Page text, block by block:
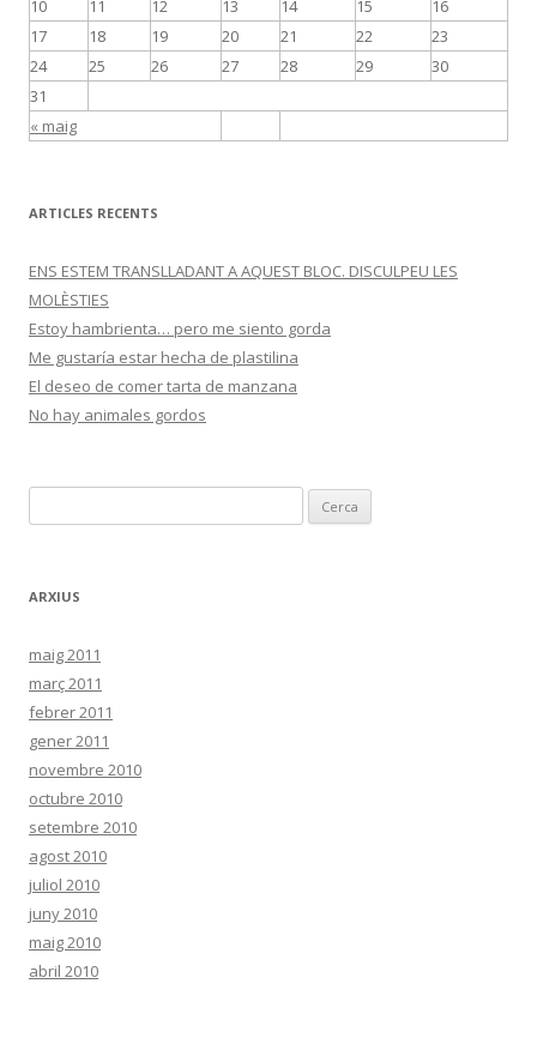
« maig
10
11 12 13 14 15
16
17
18 19 20 21 22
23
24
25 26 27 28 29
30
31
ARTICLES RECENTS
ENS ESTEM TRANSLLADANT A AQUEST BLOC. DISCULPEU LES
MOLÈSTIES
Estoy hambrienta… pero me siento gorda
Me gustaría estar hecha de plastilina
El deseo de comer tarta de manzana
No hay animales gordos
e
c
ARXIUS
maig 2011
març 2011
febrer 2011
gener 2011
novembre 2010
octubre 2010
setembre 2010
agost 2010
juliol 2010
juny 2010
maig 2010
abril 2010